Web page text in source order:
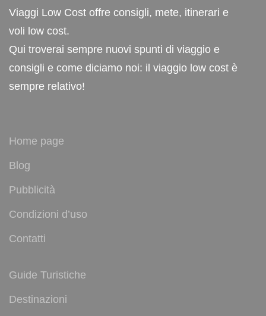
Viaggi Low Cost offre consigli, mete, itinerari e
voli low cost.
Qui troverai sempre nuovi spunti di viaggio e
consigli e come diciamo noi: il viaggio low cost è
sempre relativo!
Home page
Blog
Pubblicità
Condizioni d’uso
Contatti
Guide Turistiche
Destinazioni